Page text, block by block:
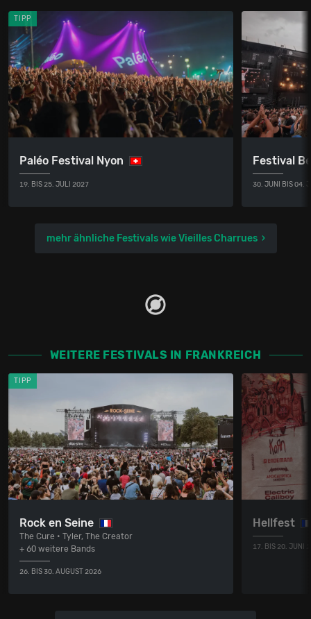
TIPP
Paléo Festival Nyon
19. BIS 25. JULI 2027
Festival
30. JUNI BIS 04.
mehr ähnliche Festivals wie Vieilles Charrues
WEITERE FESTIVALS IN FRANKREICH
TIPP
Rock en Seine
The Cure • Tyler, The Creator
+ 60 weitere Bands
26. BIS 30. AUGUST 2026
Hellfest
17. BIS 20. JUNI